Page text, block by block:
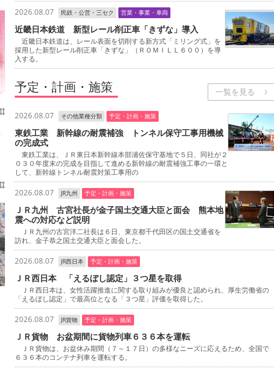
2026.08.07 民鉄・公営・三セク 営業・事業・車両
近畿日本鉄道 新型レール削正車「きずな」導入
近畿日本鉄道は、レール表面を切削する新方式「ミリング式」を
採用した新型レール削正車「きずな」（ＲＯＭＩＬＬ６００）を導
入する。
予定・計画・施策 一覧を見る
2026.08.07 その他業種分類 予定・計画・施策
東鉄工業 新幹線の耐震補強 トンネル保守工事用機械
の完成式
東鉄工業は、ＪＲ東日本新幹線本部浦佐保守基地で５日、同社が２
０３０年度末の完成を目指して進める新幹線の耐震補強工事の一環と
して、新幹線トンネル耐震対策工事用の
2026.08.07 JR九州 予定・計画・施策
ＪＲ九州 古宮社長が金子国土交通大臣と面会 熊本地
震への対応など説明
ＪＲ九州の古宮洋二社長は６日、東京都千代田区の国土交通省を
訪れ、金子恭之国土交通大臣と面会した。
2026.08.07 JR西日本 予定・計画・施策
ＪＲ西日本 「えるぼし認定」３つ星を取得
ＪＲ西日本は、女性活躍推進に関する取り組みが優良と認められ、厚生労働省の
「えるぼし認定」で最高位となる「３つ星」評価を取得した。
2026.08.07 JR貨物 予定・計画・施策
ＪＲ貨物 お盆期間に貨物列車６３６本を運転
ＪＲ貨物は、お盆休み期間（７～１７日）の多様なニーズに応えるため、全国で
６３６本のコンテナ列車を運転する。